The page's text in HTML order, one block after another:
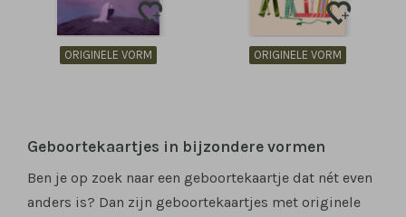
ORIGINELE VORM ORIGINELE VORM
Geboortekaartjes in bijzondere vormen
Ben je op zoek naar een geboortekaartje dat nét even
anders is? Dan zijn geboortekaartjes met originele